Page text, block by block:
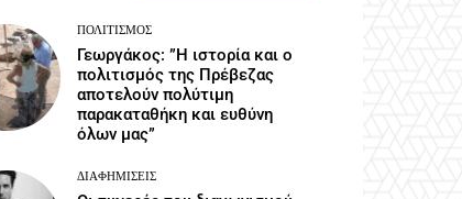
ΠΟΛΙΤΙΣΜΌΣ
Γεωργάκος: ”Η ιστορία και ο
πολιτισμός της Πρέβεζας
αποτελούν πολύτιμη
παρακαταθήκη και ευθύνη
όλων μας”
ΔΙΑΦΗΜΊΣΕΙΣ